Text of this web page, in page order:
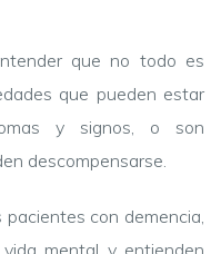
que no todo es
que pueden estar
y signos, o son
descompensarse.
pacientes con demencia,
mental y entienden